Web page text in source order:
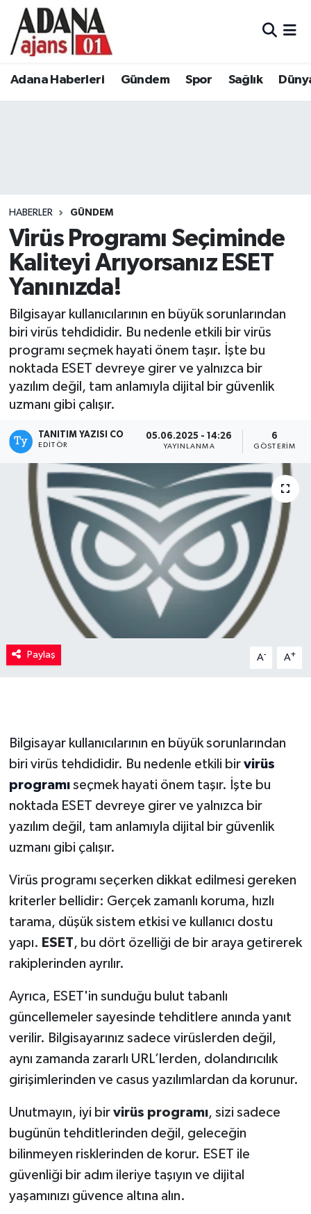
Adana Haberleri Gündem Spor Sağlık
HABERLER GÜNDEM
Virüs Programı Seçiminde
Kaliteyi Arıyorsanız ESET
Yanınızda!
Bilgisayar kullanıcılarının en büyük sorunlarından
biri virüs tehdididir. Bu nedenle etkili bir virüs
programı seçmek hayati önem taşır. İşte bu
noktada ESET devreye girer ve yalnızca bir
yazılım değil, tam anlamıyla dijital bir güvenlik
uzmanı gibi çalışır.
TANITIM YAZISI CO
EDITÖR
05.06.2025 - 14:26
YAYINLANMA
6
GÖSTERIM
Paylaş A- A+
Bilgisayar kullanıcılarının en büyük sorunlarından
biri virüs tehdididir. Bu nedenle etkili bir virüs
programıseçmek hayati önem taşır. İşte bu
noktada ESET devreye girer ve yalnızca bir
yazılım değil, tam anlamıyla dijital bir güvenlik
uzmanı gibi çalışır.
Virüs programı seçerken dikkat edilmesi gereken
kriterler bellidir: Gerçek zamanlı koruma, hızlı
tarama, düşük sistem etkisi ve kullanıcı dostu
yapı. ESET, bu dört özelliği de bir araya getirerek
rakiplerinden ayrılır.
Ayrıca, ESET'in sunduğu bulut tabanlı
güncellemeler sayesinde tehditlere anında yanıt
verilir. Bilgisayarınız sadece virüslerden değil,
aynı zamanda zararlı URL’lerden, dolandırıcılık
girişimlerinden ve casus yazılımlardan da korunur.
Unutmayın, iyi bir virüs programı, sizi sadece
bugünün tehditlerinden değil, geleceğin
bilinmeyen risklerinden de korur. ESET ile
güvenliği bir adım ileriye taşıyın ve dijital
yaşamınızı güvence altına alın.
Adana Haberleri
Eğitim
Siyaset
Kadın
Magazin
Yaşam
Adana Nöbetçi Eczaneler
Tüm Manşetler
Son Dakika Haberleri